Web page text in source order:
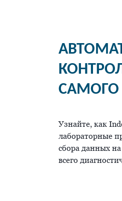
САМОГО
Узнайте, как
лабораторные
сбора данных
всего